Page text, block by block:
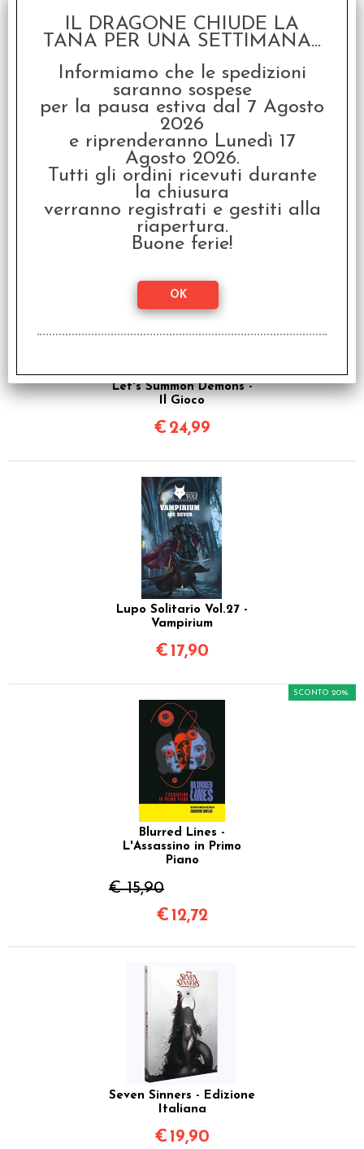
Alice è Scomparsa - Un
Gioco di Ruolo in
Silenzio
€24,90
Let's Summon Demons -
Il Gioco
€ 24,99
Lupo Solitario Vol.27 -
Vampirium
€ 17,90
Blurred Lines -
L'Assassino in Primo
Piano
€ 15,90
SCONTO 20%
€ 12,72
Seven Sinners - Edizione
Italiana
€ 19,90
IL DRAGONE CHIUDE LA
TANA PER UNA SETTIMANA...
Informiamo che le spedizioni
saranno sospese
per la pausa estiva dal 7 Agosto
2026
e riprenderanno Lunedì 17
Agosto 2026.
Tutti gli ordini ricevuti durante
la chiusura
verranno registrati e gestiti alla
riapertura.
Buone ferie!